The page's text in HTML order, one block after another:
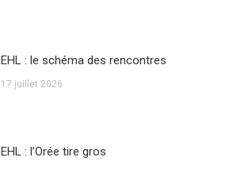
EHL : le schéma des rencontres
17 juillet 2026
EHL : l’Orée tire gros